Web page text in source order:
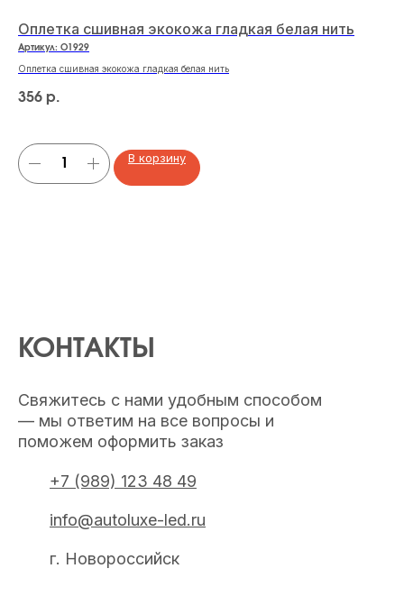
Оплетка сшивная экокожа гладкая белая нить
Артикул: O1929
Оплетка сшивная экокожа гладкая белая нить
356 р.
В корзину
КОНТАКТЫ
Свяжитесь с нами удобным способом
— мы ответим на все вопросы и
поможем оформить заказ
+7 (989) 123 48 49
info@autoluxe-led.ru
г. Новороссийск